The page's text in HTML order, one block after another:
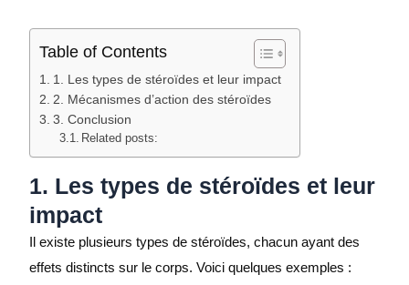
Table of Contents
1. Les types de stéroïdes et leur impact
2. Mécanismes d’action des stéroïdes
3. Conclusion
Related posts:
1. Les types de stéroïdes et leur
impact
Il existe plusieurs types de stéroïdes, chacun ayant des
effets distincts sur le corps. Voici quelques exemples :